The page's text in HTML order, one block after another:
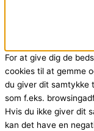
For at give dig de
cookies til at gemme
du giver dit samtykke
som f.eks.
Hvis du ikke giver dit
kan det have en